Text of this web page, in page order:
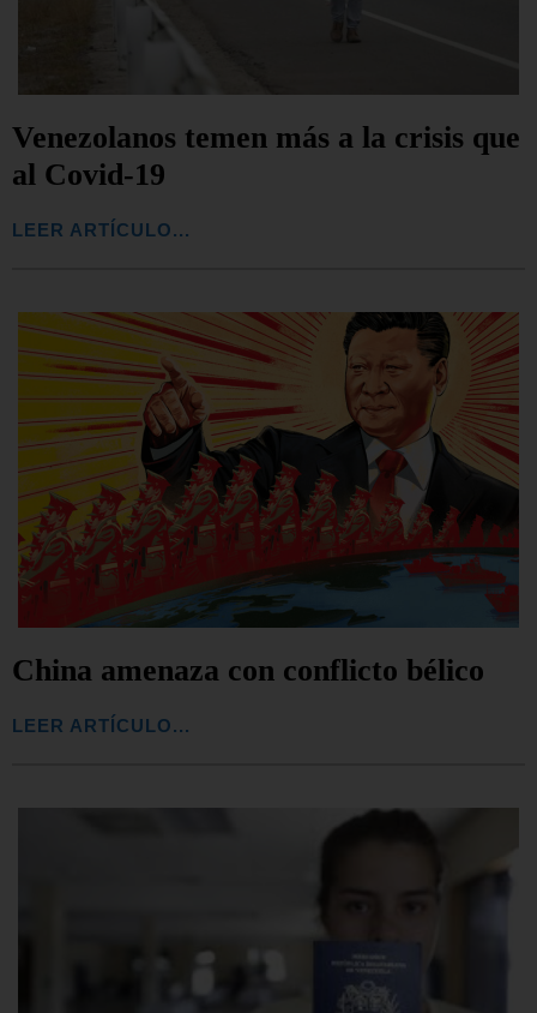
Venezolanos temen más a la crisis que
al Covid-19
LEER ARTÍCULO...
China amenaza con conflicto bélico
LEER ARTÍCULO...